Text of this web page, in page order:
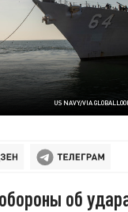
US NAVY/VIA
об